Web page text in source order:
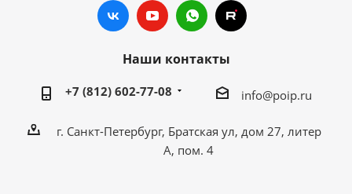
Наши контакты
+7 (812) 602-77-08 info@poip.ru
г. Санкт-Петербург, Братская ул, дом 27, литер
А, пом. 4